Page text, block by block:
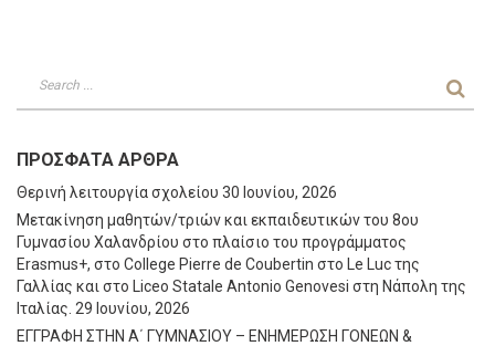
ΠΡΌΣΦΑΤΑ ΆΡΘΡΑ
Θερινή λειτουργία σχολείου 30 Ιουνίου, 2026
Μετακίνηση μαθητών/τριών και εκπαιδευτικών του 8ου
Γυμνασίου Χαλανδρίου στο πλαίσιο του προγράμματος
Erasmus+, στο College Pierre de Coubertin στο Le Luc της
Γαλλίας και στο Liceo Statale Antonio Genovesi στη Νάπολη της
Ιταλίας. 29 Ιουνίου, 2026
ΕΓΓΡΑΦΗ ΣΤΗΝ Α΄ ΓΥΜΝΑΣΙΟΥ – ΕΝΗΜΕΡΩΣΗ ΓΟΝΕΩΝ &